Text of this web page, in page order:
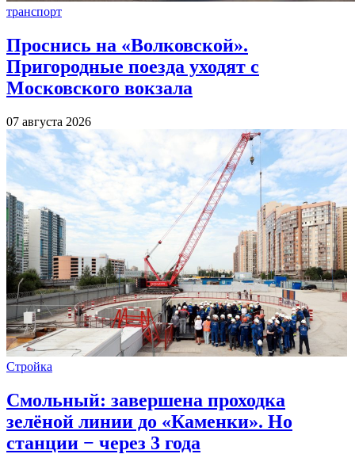
транспорт
Проснись на «Волковской».
Пригородные поезда уходят с
Московского вокзала
07 августа 2026
Стройка
Смольный: завершена проходка
зелёной линии до «Каменки». Но
станции − через 3 года